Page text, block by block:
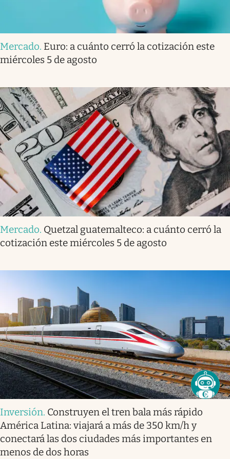
Mercado. Euro: a cuánto cerró la cotización este
miércoles 5 de agosto
Mercado. Quetzal guatemalteco: a cuánto cerró la
cotización este miércoles 5 de agosto
Inversión. Construyen el tren bala más rápido
América Latina: viajará a más de 350 km/h y
conectará las dos ciudades más importantes en
menos de dos horas